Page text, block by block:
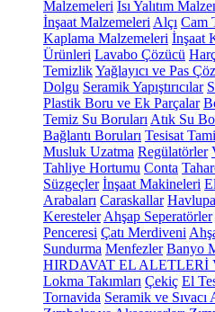
Malzemeleri Isı Yalıtım
İnşaat Malzemeleri Alçı Cam
Kaplama Malzemeleri İnşaat
Ürünleri Lavabo Çözücü
TemizlikYağlayıcı ve Pas
Dolgu Seramik Yapıştırıcılar
Plastik Boru ve Ek Parçalar
Temiz Su Boruları Atık Su
Bağlantı Boruları Tesisat
Musluk Uzatma Regülatörler
Tahliye Hortumu Conta
Süzgeçler İnşaat Makineleri
Arabaları Caraskallar
Keresteler Ahşap Seperatörler
Penceresi Çatı Merdiveni
Sundurma Menfezler Banyo
HIRDAVAT EL ALETLERİ
Lokma Takımları Çekiç El
Tornavida Seramik ve Sıvacı